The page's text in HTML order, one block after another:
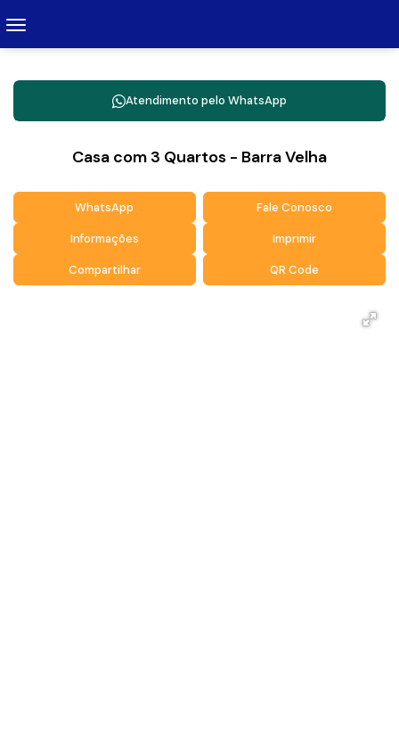
Atendimento pelo WhatsApp
Casa com 3 Quartos - Barra Velha
WhatsApp Fale Conosco
Informações Imprimir
Compartilhar QR Code